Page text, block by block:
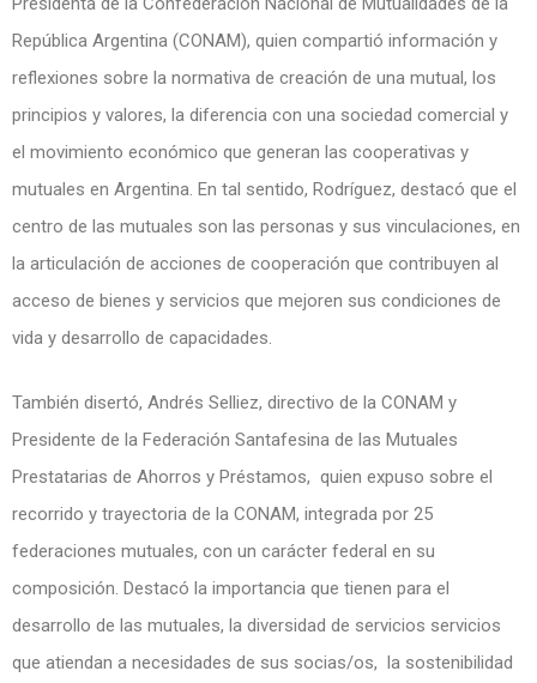
República Argentina (CONAM), quien compartió información y
reflexiones sobre la normativa de creación de una mutual, los
principios y valores, la diferencia con una sociedad comercial y
el movimiento económico que generan las cooperativas y
mutuales en Argentina. En tal sentido, Rodríguez, destacó que el
centro de las mutuales son las personas y sus vinculaciones, en
la articulación de acciones de cooperación que contribuyen al
acceso de bienes y servicios que mejoren sus condiciones de
vida y desarrollo de capacidades.
También disertó, Andrés Selliez, directivo de la CONAM y
Presidente de la Federación Santafesina de las Mutuales
Prestatarias de Ahorros y Préstamos, quien expuso sobre el
recorrido y trayectoria de la CONAM, integrada por 25
federaciones mutuales, con un carácter federal en su
composición. Destacó la importancia que tienen para el
desarrollo de las mutuales, la diversidad de servicios servicios
que atiendan a necesidades de sus socias/os, la sostenibilidad